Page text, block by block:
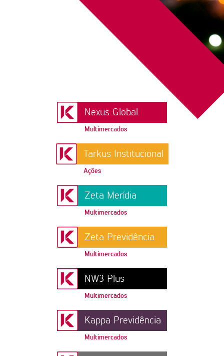
Nexus Global
Multimercados
Tarkus Institucional
Ações
Zeta Merídia
Multimercados
Zeta Previdência
Multimercados
NW3 Plus
Multimercados
Kappa Previdência
Multimercados